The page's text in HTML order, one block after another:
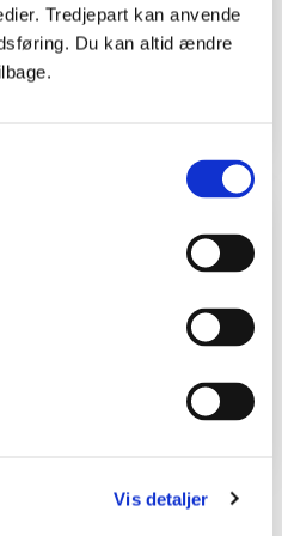
Tredjepart kan anvende
Du kan altid ændre
Vis detaljer
Wünsche
Om oplevelser